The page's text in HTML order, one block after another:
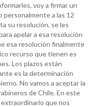
voy a firmar un
personalmente a las 12
su resolución, se les
apelar a esa resolución
esa resolución finalmente
recurso que tienen es
Los plazos están
es la determinación
No vamos a aceptar la
de Chile. En este
extraordinario que nos